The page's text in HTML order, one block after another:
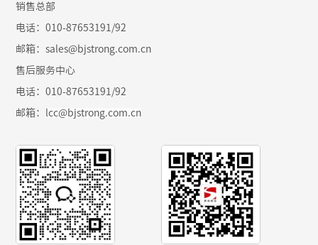
销售总部
电话：010-87653191/92
邮箱：sales@bjstrong.com.cn
售后服务中心
电话：010-87653191/92
邮箱： lcc@bjstrong.com.cn